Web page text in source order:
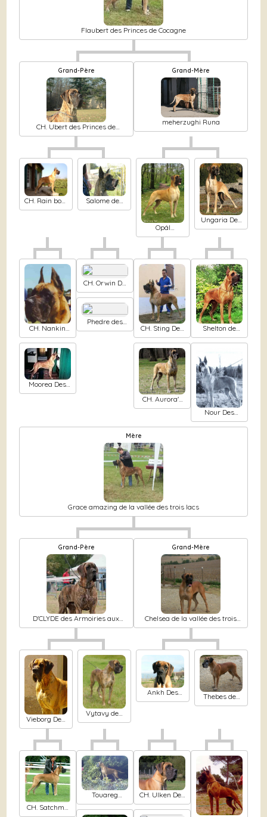
Flaubert des Princes de Cocagne
Grand-Père
CH. Ubert des Princes de
Cocagne
Grand-Mère
meherzughi Runa
CH. Rain bow
Des Terres
Salome des
Princes de
Opál
meherzugi
Ungaria Des
petites
verniéres
CH. Nankin
Des Terres De
La Rairie
Moorea Des
Terres De La
CH. Orwin De
baussanque
Phedre des
Princes de
CH. Sting Des
petites
verniéres
CH. Aurora's
hope aida
Shelton de
Montbreuil
Nour Des
petites
verniéres
Mère
Grace amazing de la vallée des trois lacs
Grand-Père
D'CLYDE des Armoiries aux
Têtes d'Or
Grand-Mère
Chelsea de la vallée des trois
lacs
Vieborg Des
Terres De La
Vytavy des
Armoiries
aux Têtes
d'Or
Ankh Des
Terres De La
Thebes des
Armoiries
CH. Satchmo
Touareg
d'Iskandar
CH. Ulken Des
brumes de la
vallée du cher